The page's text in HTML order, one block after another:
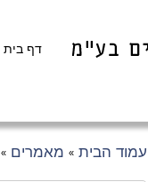
דף בית
עמוד הבית » מאמרים »